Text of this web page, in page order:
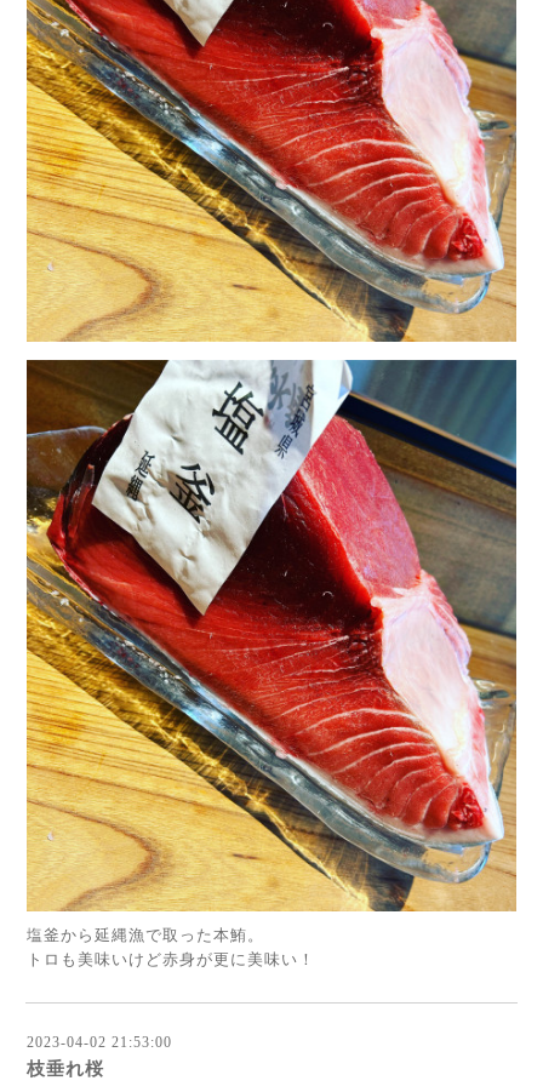
塩釜から延縄漁で取った本鮪。
トロも美味いけど赤身が更に美味い！
2023-04-02 21:53:00
枝垂れ桜